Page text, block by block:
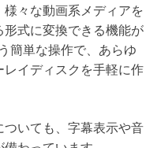
々な動画系メディアを
式に変換できる機能が
簡単な操作で、あらゆ
イディスクを手軽に作
いても、字幕表示や音